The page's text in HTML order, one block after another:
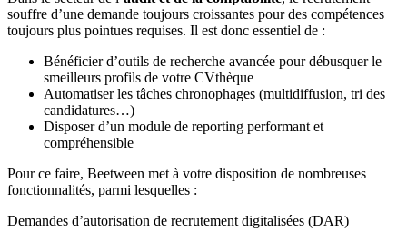
souffre d’une demande toujours croissantes pour des compétences
toujours plus pointues requises. Il est donc essentiel de :
Bénéficier d’outils de recherche avancée pour débusquer le
smeilleurs profils de votre CVthèque
Automatiser les tâches chronophages (multidiffusion, tri des
candidatures…)
Disposer d’un module de reporting performant et
compréhensible
Pour ce faire, Beetween met à votre disposition de nombreuses
fonctionnalités, parmi lesquelles :
Demandes d’autorisation de recrutement digitalisées (DAR)